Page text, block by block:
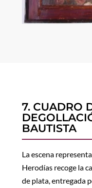
7. CUADRO
BAUTISTA
La escena
Herodías recoge la
de plata, entregada